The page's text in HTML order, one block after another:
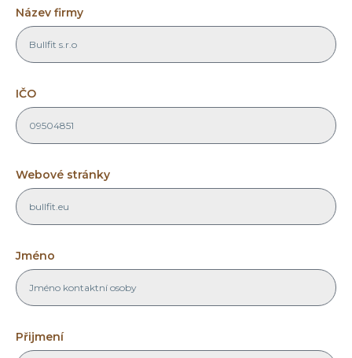
Název firmy
IČO
Webové stránky
Jméno
Přijmení